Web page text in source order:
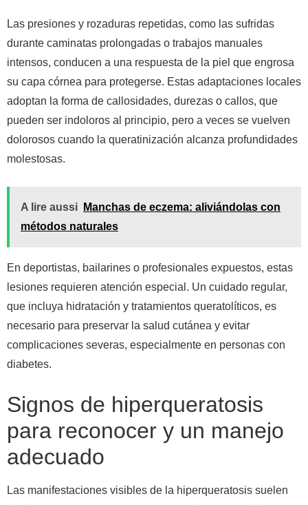
Las presiones y rozaduras repetidas, como las sufridas
durante caminatas prolongadas o trabajos manuales
intensos, conducen a una respuesta de la piel que engrosa
su capa córnea para protegerse. Estas adaptaciones locales
adoptan la forma de callosidades, durezas o callos, que
pueden ser indoloros al principio, pero a veces se vuelven
dolorosos cuando la queratinización alcanza profundidades
molestosas.
A lire aussi
Manchas de eczema: aliviándolas con
métodos naturales
En deportistas, bailarines o profesionales expuestos, estas
lesiones requieren atención especial. Un cuidado regular,
que incluya hidratación y tratamientos queratolíticos, es
necesario para preservar la salud cutánea y evitar
complicaciones severas, especialmente en personas con
diabetes.
Signos de hiperqueratosis
para reconocer y un manejo
adecuado
Las manifestaciones visibles de la hiperqueratosis suelen